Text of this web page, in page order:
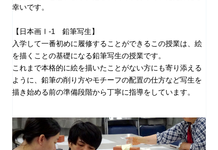
幸いです。
【日本画Ⅰ-1 鉛筆写生】
入学して一番初めに履修することができるこの授業は、絵
を描くことの基礎になる鉛筆写生の授業です。
これまで本格的に絵を描いたことがない方にも寄り添える
ように、鉛筆の削り方やモチーフの配置の仕方など写生を
描き始める前の準備段階から丁寧に指導をしています。